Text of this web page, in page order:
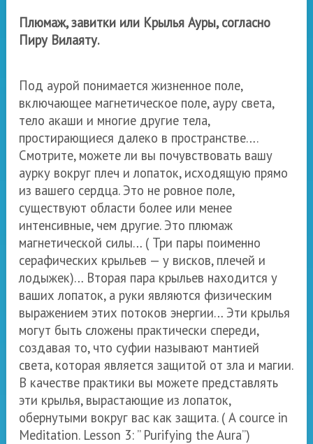
Плюмаж, завитки или Крылья Ауры, согласно
Пиру Вилаяту.
Под аурой понимается жизненное поле,
включающее магнетическое поле, ауру света,
тело акаши и многие другие тела,
простирающиеся далеко в пространстве….
Смотрите, можете ли вы почувствовать вашу
аурку вокруг плеч и лопаток, исходящую прямо
из вашего сердца. Это не ровное поле,
существуют области более или менее
интенсивные, чем другие. Это плюмаж
магнетической силы… ( Три пары поименно
серафических крыльев — у висков, плечей и
лодыжек)… Вторая пара крыльев находится у
ваших лопаток, а руки являются физическим
выражением этих потоков энергии… Эти крылья
могут быть сложены практически спереди,
создавая то, что суфии называют мантией
света, которая является защитой от зла и магии.
В качестве практики вы можете представлять
эти крылья, вырастающие из лопаток,
обернутыми вокруг вас как защита. ( A cource in
Meditation. Lesson 3: ” Purifying the Aura”)